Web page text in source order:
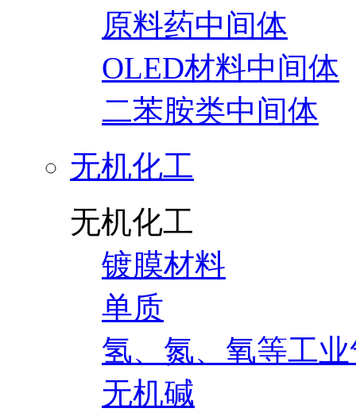
原料药中间体
OLED材料中间体
二苯胺类中间体
无机化工
无机化工
镀膜材料
单质
氢、氮、氧等工
无机碱